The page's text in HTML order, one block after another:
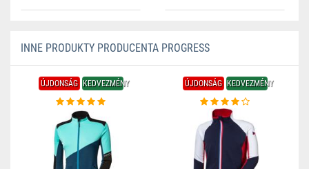
INNE PRODUKTY PRODUCENTA PROGRESS
ÚJDONSÁG KEDVEZMÉNY ÚJDONSÁG KEDVEZMÉNY